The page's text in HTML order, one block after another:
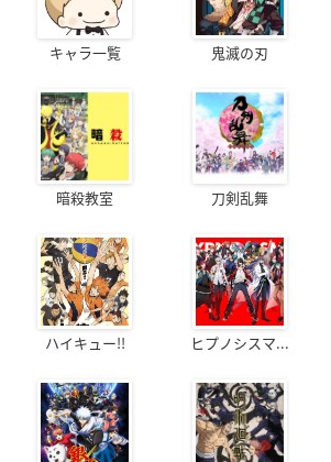
キャラ一覧 鬼滅の刃
暗殺教室 刀剣乱舞
ハイキュー!! ヒプノシスマ...